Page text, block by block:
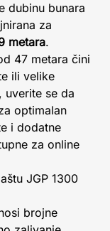
dubinu bunara
za
metara.
47 metara čini
ili velike
uverite se da
optimalan
i dodatne
za online
JGP 1300
brojne